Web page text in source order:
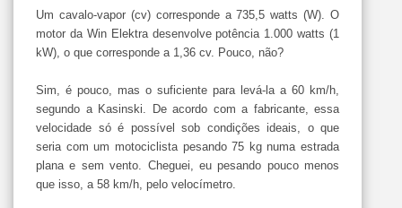
Um cavalo-vapor (cv) corresponde a 735,5 watts (W). O
motor da Win Elektra desenvolve potência 1.000 watts (1
kW), o que corresponde a 1,36 cv. Pouco, não?
Sim, é pouco, mas o suficiente para levá-la a 60 km/h,
segundo a Kasinski. De acordo com a fabricante, essa
velocidade só é possível sob condições ideais, o que
seria com um motociclista pesando 75 kg numa estrada
plana e sem vento. Cheguei, eu pesando pouco menos
que isso, a 58 km/h, pelo velocímetro.